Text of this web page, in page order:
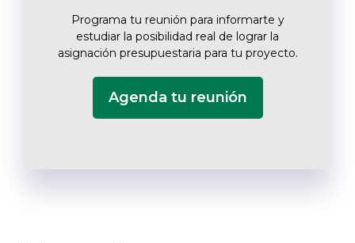
Programa tu reunión para informarte y
estudiar la posibilidad real de lograr la
asignación presupuestaria para tu proyecto.
Agenda tu reunión